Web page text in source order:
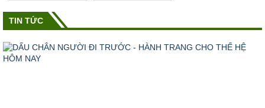
TIN TỨC